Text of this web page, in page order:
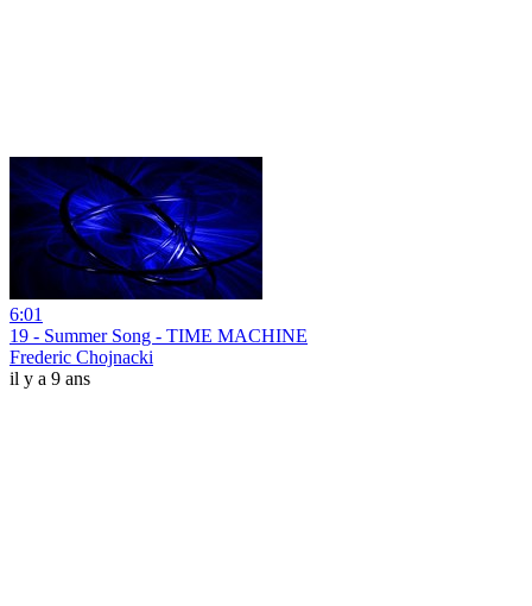
6:01
19 - Summer Song - TIME MACHINE
Frederic Chojnacki
il y a 9 ans